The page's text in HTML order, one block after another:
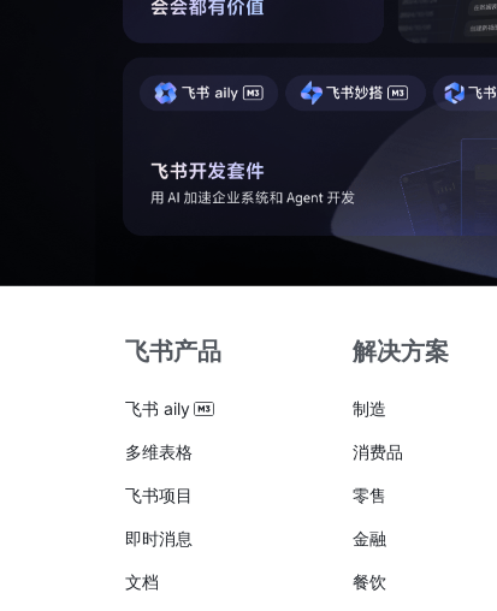
飞书产品
飞书 aily
多维表格
飞书项目
即时消息
文档
解决方案
制造
消费品
零售
金融
餐饮